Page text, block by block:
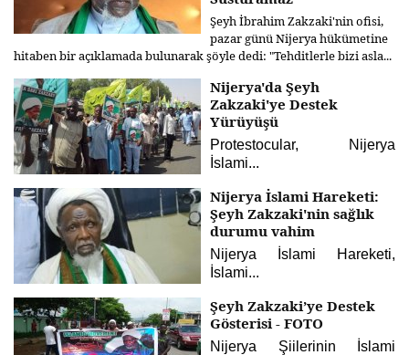
Şeyh İbrahim Zakzaki'nin ofisi,
pazar günü Nijerya hükümetine
hitaben bir açıklamada bulunarak şöyle dedi: "Tehditlerle bizi asla...
Nijerya'da Şeyh
Zakzaki'ye Destek
Yürüyüşü
Protestocular, Nijerya
İslami...
Nijerya İslami Hareketi:
Şeyh Zakzaki'nin sağlık
durumu vahim
Nijerya İslami Hareketi,
İslami...
Şeyh Zakzaki’ye Destek
Gösterisi - FOTO
Nijerya Şiilerinin İslami